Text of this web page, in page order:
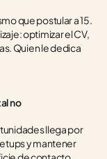
que postular a 15.
optimizar el CV,
Quien le dedica
no
llega por
y mantener